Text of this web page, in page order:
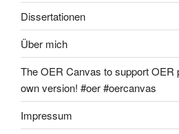
Dissertationen
Über mich
The OER Canvas to support OER
own version! #oer #oercanvas
Impressum